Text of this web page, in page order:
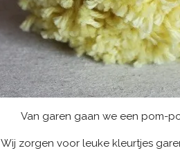
Van garen gaan we een pom-
Wij zorgen voor leuke kleurtjes